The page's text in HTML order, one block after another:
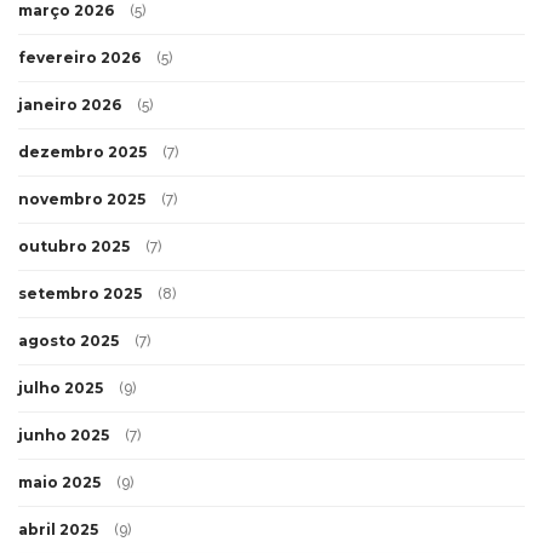
março 2026 (5)
fevereiro 2026 (5)
janeiro 2026 (5)
dezembro 2025 (7)
novembro 2025 (7)
outubro 2025 (7)
setembro 2025 (8)
agosto 2025 (7)
julho 2025 (9)
junho 2025 (7)
maio 2025 (9)
abril 2025 (9)